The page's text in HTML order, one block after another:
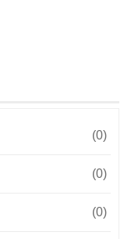
(0)
(0)
(0)